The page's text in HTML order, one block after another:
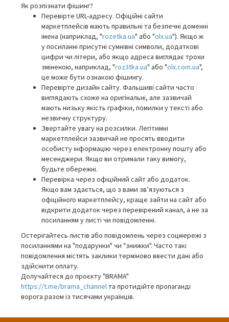
Як розпізнати фішинг?
Перевірте URL-адресу. Офіційні сайти
маркетплейсів мають правильні та безпечні доменні
імена (наприклад, "rozetka.ua" або "olx.ua"). Якщо ж
у посиланні присутні сумнівні символи, додаткові
цифри чи літери, або якщо адреса виглядає трохи
зміненою, наприклад, "roz3tka.ua" або "olx.com.ua",
це може бути ознакою фішингу.
Перевірте дизайн сайту. Фальшиві сайти часто
виглядають схоже на оригінальні, але зазвичай
мають низьку якість графіки, помилки у тексті або
незвичну структуру.
Звертайте увагу на розсилки. Легітимні
маркетплейси зазвичай не просять вводити
особисту інформацію через електронну пошту або
месенджери. Якщо ви отримали таку вимогу,
будьте обережні.
Перевірка через офіційний сайт або додаток.
Якщо вам здається, що з вами зв’язуються з
офіційного маркетплейсу, краще зайти на сайт або
відкрити додаток через перевірений канал, а не за
посиланням у листі чи повідомленні.
Остерігайтесь листів або повідомлень через соцмережі з
посиланнями на "подарунки" чи "знижки". Часто такі
повідомлення містять заклики терміново ввести дані або
здійснити оплату.
Долучайтеся до проєкту "BRAMA"
https://t.me/brama_channelта протидійте пропаганді
ворога разом із тисячами українців.